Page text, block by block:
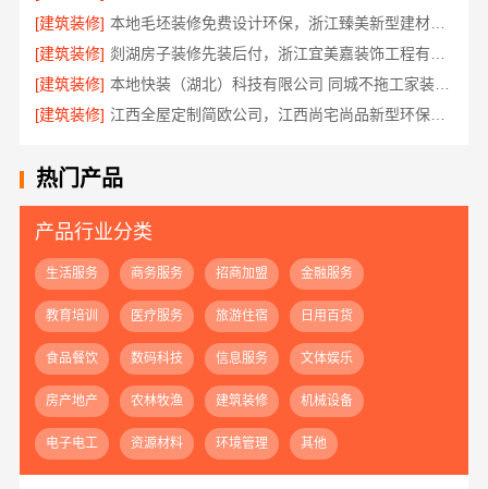
[建筑装修]
本地毛坯装修免费设计环保，浙江臻美新型建材有限公司专业
[建筑装修]
[建筑装修]
本地快装（湖北）科技有限公司 同城不拖工家装一口价
[建筑装修]
江西全屋定制简欧公司，江西尚宅尚品新型环保材料有限公司
热门产品
产品行业分类
生活服务 商务服务 招商加盟 金融服务
教育培训 医疗服务 旅游住宿 日用百货
食品餐饮 数码科技 信息服务 文体娱乐
房产地产 农林牧渔 建筑装修 机械设备
电子电工 资源材料 环境管理 其他